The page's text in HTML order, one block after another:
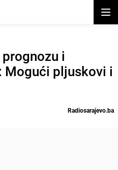
i
Mogući pljuskovi i
Radiosarajevo.ba